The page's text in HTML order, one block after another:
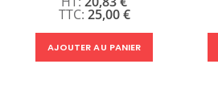
25,00 €
AJOUTER AU PANIER